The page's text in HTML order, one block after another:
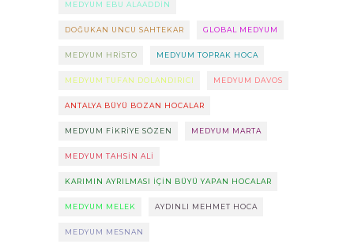
MEDYUM EBU ALAADDIN
DOĞUKAN UNCU SAHTEKAR GLOBAL MEDYUM
MEDYUM HRISTO MEDYUM TOPRAK HOCA
MEDYUM TUFAN DOLANDIRICI MEDYUM DAVOS
ANTALYA BÜYÜ BOZAN HOCALAR
MEDYUM FIKRIYE SÖZEN MEDYUM MARTA
MEDYUM TAHSIN ALI
KARIMIN AYRILMASI IÇIN BÜYÜ YAPAN HOCALAR
MEDYUM MELEK AYDINLI MEHMET HOCA
MEDYUM MESNAN